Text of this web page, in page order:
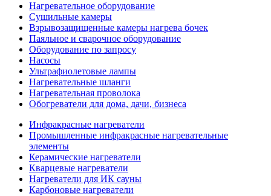
Нагревательное оборудование
Сушильные камеры
Взрывозащищенные камеры нагрева бочек
Паяльное и сварочное оборудование
Оборудование по запросу
Насосы
Ультрафиолетовые лампы
Нагревательные шланги
Нагревательная проволока
Обогреватели для дома, дачи, бизнеса
Инфракрасные нагреватели
Промышленные инфракрасные нагревательные
элементы
Керамические нагреватели
Кварцевые нагреватели
Нагреватели для ИК сауны
Карбоновые нагреватели